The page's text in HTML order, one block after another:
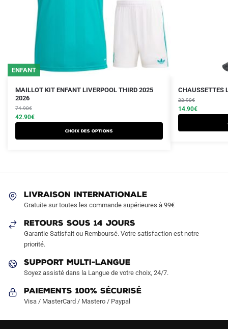
ENFANT
MAILLOT KIT ENFANT LIVERPOOL THIRD 2025
2026
74.90€
Le
prix
initial
était :
42.90€
Le
prix
actuel
est :
Choix des options
Ce
produit
a
plusieurs
variations.
choisies
la
page
produit
CHAUSSETTES
22.90€
Le
prix
initial
était :
14.90€
Le
prix
actuel
est :
LIVRAISON INTERNATIONALE
Gratuite sur toutes les commande supérieures à 99€
RETOURS SOUS 14 JOURS
Garantie Satisfait ou Remboursé. Votre satisfaction est notre
priorité.
SUPPORT MULTI-LANGUE
Soyez assisté dans la Langue de votre choix, 24/7.
Paiements 100% Sécurisé
Visa / MasterCard / Mastero / Paypal